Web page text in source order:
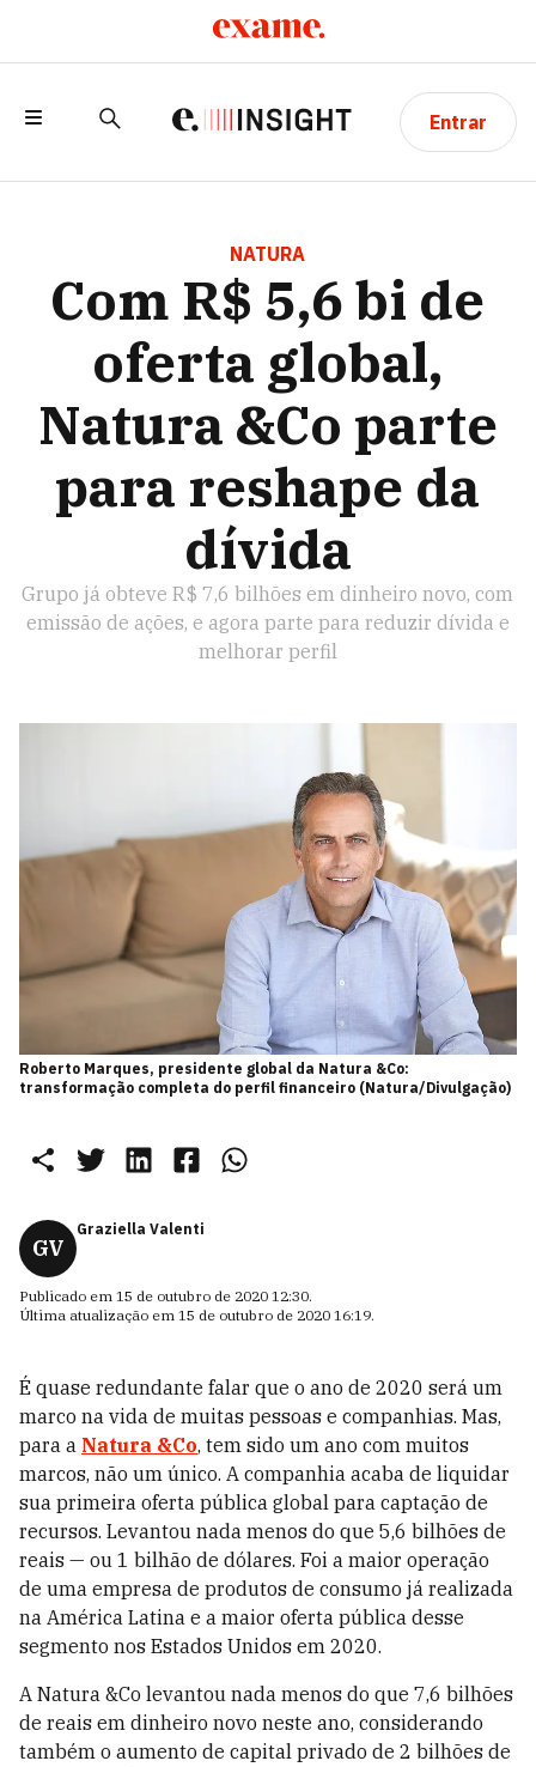
Entrar
NATURA &CO PARTE PARA RESHAPE DA
DÍVIDA
NATURA
Com R$ 5,6 bi de
oferta global,
Natura &Co parte
para reshape da
dívida
Grupo já obteve R$ 7,6 bilhões em dinheiro novo, com
emissão de ações, e agora parte para reduzir dívida e
melhorar perfil
Roberto Marques, presidente global da Natura &Co:
transformação completa do perfil financeiro (Natura/Divulgação)
GV
Graziella Valenti
Publicado em 15 de outubro de 2020 12:30.
Última atualização em 15 de outubro de 2020 16:19.
É quase redundante falar que o ano de 2020 será um
marco na vida de muitas pessoas e companhias. Mas,
para a Natura &Co, tem sido um ano com muitos
marcos, não um único. A companhia acaba de liquidar
sua primeira oferta pública global para captação de
recursos. Levantou nada menos do que 5,6 bilhões de
reais — ou 1 bilhão de dólares. Foi a maior operação
de uma empresa de produtos de consumo já realizada
na América Latina e a maior oferta pública desse
segmento nos Estados Unidos em 2020.
A Natura &Co levantou nada menos do que 7,6 bilhões
de reais em dinheiro novo neste ano, considerando
também o aumento de capital privado de 2 bilhões de